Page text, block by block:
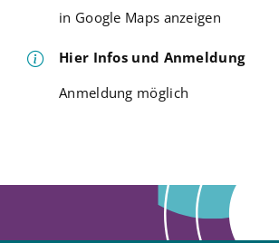
in Google Maps anzeigen
Hier Infos und Anmeldung
Anmeldung möglich